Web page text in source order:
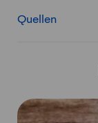
Quellen